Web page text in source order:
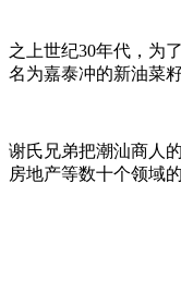
之上世纪30年代，为
名为嘉泰冲的新油菜籽
谢氏兄弟把潮汕商人
房地产等数十个领域